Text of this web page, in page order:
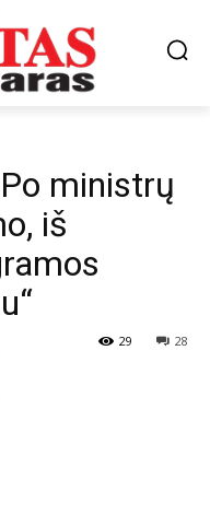
ministrų
iš
28
29